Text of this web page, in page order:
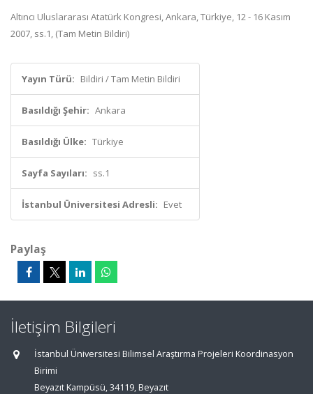
Altıncı Uluslararası Atatürk Kongresi, Ankara, Türkiye, 12 - 16 Kasım
2007, ss.1, (Tam Metin Bildiri)
Yayın Türü: Bildiri / Tam Metin Bildiri
Basıldığı Şehir: Ankara
Basıldığı Ülke: Türkiye
Sayfa Sayıları: ss.1
İstanbul Üniversitesi Adresli: Evet
Paylaş
İletişim Bilgileri
İstanbul Üniversitesi Bilimsel Araştırma Projeleri Koordinasyon
Birimi
Beyazıt Kampüsü, 34119, Beyazıt